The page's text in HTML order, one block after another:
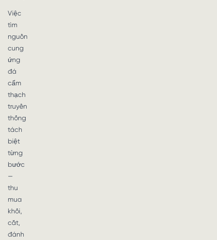
Việc
tìm
nguồn
cung
ứng
đá
cẩm
thạch
truyền
thống
tách
biệt
từng
bước
—
thu
mua
khối,
cắt,
đánh